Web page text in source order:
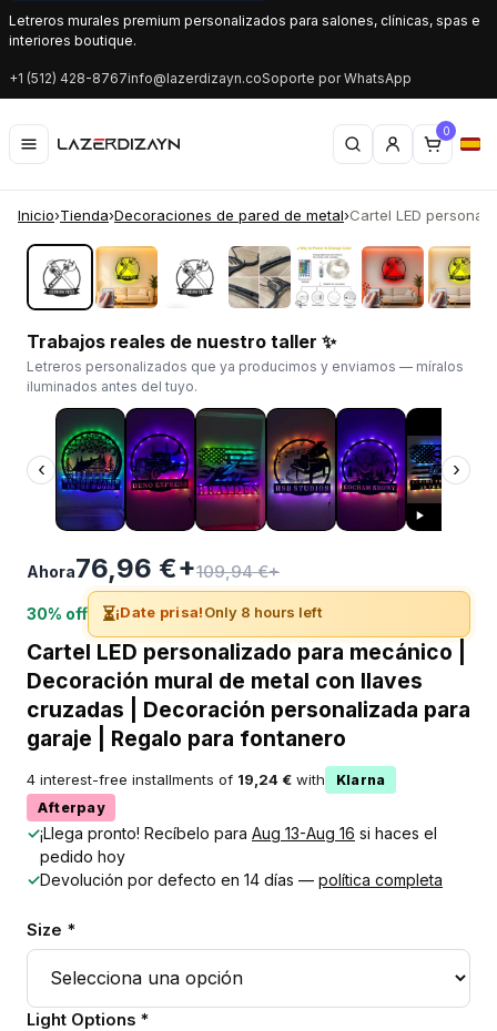
Letreros murales premium personalizados para salones, clínicas, spas e
interiores boutique.
+1 (512) 428-8767info@lazerdizayn.coSoporte por WhatsApp
0
Inicio›Tienda›Decoraciones de pared de metal›Cartel LED
‹ ›
Trabajos reales de nuestro taller ✨
Letreros personalizados que ya producimos y enviamos — míralos
iluminados antes del tuyo.
‹ ›
Ahora76,96 €+109,94 €+
30% off ⏳¡Date prisa!Only 8 hours left
Cartel LED personalizado para mecánico |
Decoración mural de metal con llaves
cruzadas | Decoración personalizada para
garaje | Regalo para fontanero
4 interest-free installments of 19,24 € with
Klarna
Afterpay
✓¡Llega pronto! Recíbelo para Aug 13-Aug 16 si haces el
pedido hoy
✓Devolución por defecto en 14 días — política completa
Size *
Light Options *